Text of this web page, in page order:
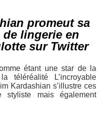
promeut sa
lingerie en
sur Twitter
étant une star de la
téléréalité
L’incroyable
Kardashian s’illustre ces
mais également